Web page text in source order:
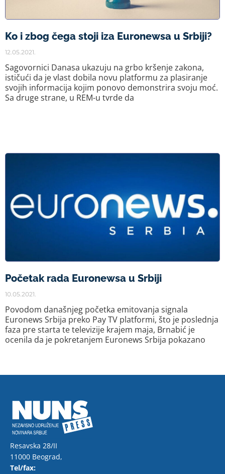
Ko i zbog čega stoji iza Euronewsa u Srbiji?
12.05.2021.
Sagovornici Danasa ukazuju na grbo kršenje zakona,
ističući da je vlast dobila novu platformu za plasiranje
svojih informacija kojim ponovo demonstrira svoju moć.
Sa druge strane, u REM-u tvrde da
Početak rada Euronewsa u Srbiji
10.05.2021.
Povodom današnjeg početka emitovanja signala
Euronews Srbija preko Pay TV platformi, što je poslednja
faza pre starta te televizije krajem maja, Brnabić je
ocenila da je pokretanjem Euronews Srbija pokazano
Resavska 28/II
11000 Beograd,
Tel/fax: